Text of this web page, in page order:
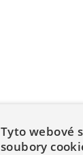
Tyto webové
soubory